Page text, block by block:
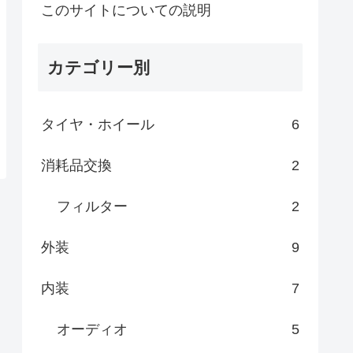
このサイトについての説明
カテゴリー別
タイヤ・ホイール 6
消耗品交換 2
フィルター 2
外装 9
内装 7
オーディオ 5